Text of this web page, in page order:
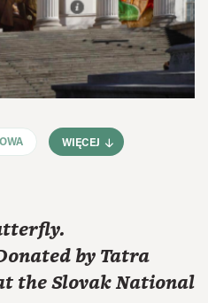
WIĘCEJ
by Tatra
the Slovak National